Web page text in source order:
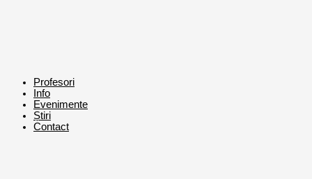
Profesori
Info
Evenimente
Știri
Contact